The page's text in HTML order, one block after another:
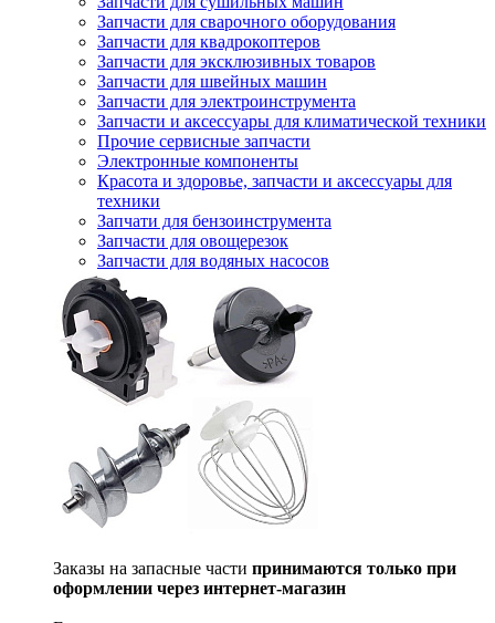
Запчасти для сварочного оборудования
Запчасти для квадрокоптеров
Запчасти для эксклюзивных товаров
Запчасти для швейных машин
Запчасти для электроинструмента
Запчасти и аксессуары для климатической техники
Прочие сервисные запчасти
Электронные компоненты
Красота и здоровье, запчасти и аксессуары для
техники
Запчати для бензоинструмента
Запчасти для овощерезок
Запчасти для водяных насосов
Заказы на запасные части принимаются только при
оформлении через интернет-магазин